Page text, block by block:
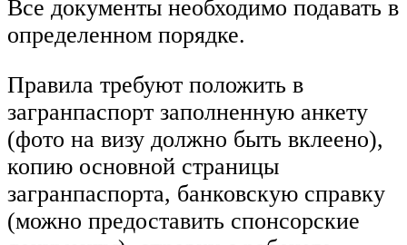
Все документы необходимо подавать в
определенном порядке.
Правила требуют положить в
загранпаспорт заполненную анкету
(фото на визу должно быть вклеено),
копию основной страницы
загранпаспорта, банковскую справку
(можно предоставить спонсорские